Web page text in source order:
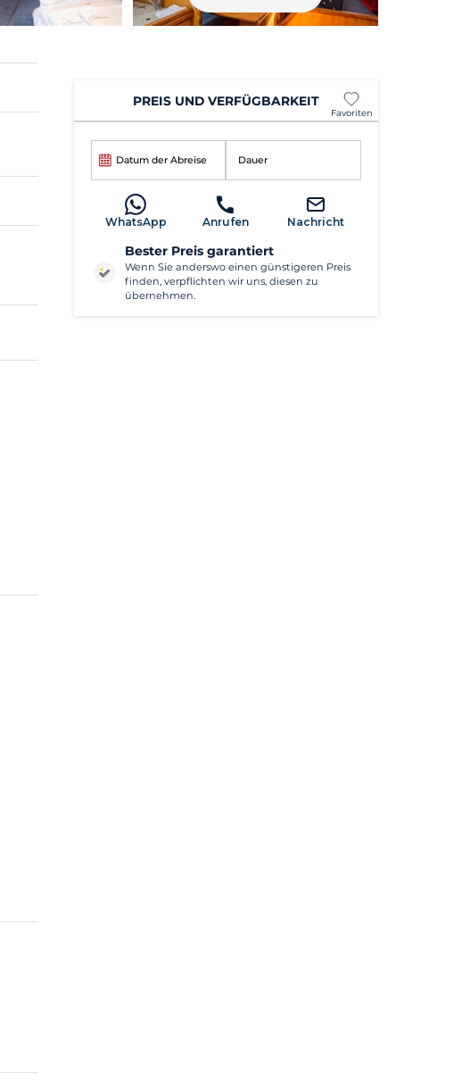
PREIS UND VERFÜGBARKEIT
Favoriten
Datum der Abreise Dauer
WhatsApp Anrufen Nachricht
Bester Preis garantiert
Wenn Sie anderswo einen günstigeren Preis
finden, verpflichten wir uns, diesen zu
übernehmen.